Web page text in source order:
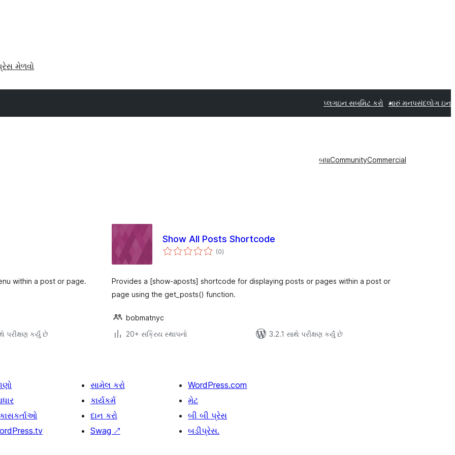
મેળવો
પ્લગઇન સબમિટ કરો મારું મનપસંદલોગ ઇન
બધાCommunityCommercial
within a post or page.
પરીક્ષણ કર્યું છે
Show All Posts Shortcode
(0કુલ
રેટિંગ્સ
)
Provides a [show-aposts] shortcode for displaying posts or pages within a post or
page using the get_posts() function.
bobmatnyc
20+ સક્રિય સ્થાપનો
3.2.1 સાથે પરીક્ષણ કર્યું છે
સામેલ કરો
કાર્યકર્મ
દાન કરો
Swag ↗
WordPress.com
મેટ
બી બી પ્રેસ
બડીપ્રેસ.